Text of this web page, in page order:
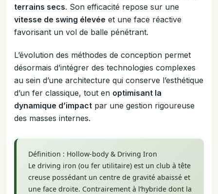
terrains secs. Son efficacité repose sur une
vitesse de swing élevée et une face réactive
favorisant un vol de balle pénétrant.
L’évolution des méthodes de conception permet
désormais d’intégrer des technologies complexes
au sein d’une architecture qui conserve l’esthétique
d’un fer classique, tout en optimisant la
dynamique d’impactpar une gestion rigoureuse
des masses internes.
Définition : Hollow-body & Driving Iron
Le driving iron (ou fer utilitaire) est un club à tête
creuse possédant un centre de gravité abaissé et
une face droite. Contrairement à l’hybride dont la